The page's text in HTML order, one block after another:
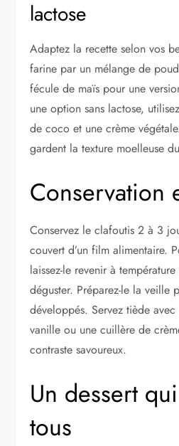
lactose
Adaptez la recette selon vos
farine par un mélange de
fécule de maïs pour une
une option sans lactose,
de coco et une crème
gardent la texture moelleuse
Conservation
Conservez le clafoutis 2 à 3
couvert d’un film alimentaire.
laissez-le revenir à
déguster. Préparez-le la veille
développés. Servez tiède
vanille ou une cuillère de
contraste savoureux.
Un dessert
tous